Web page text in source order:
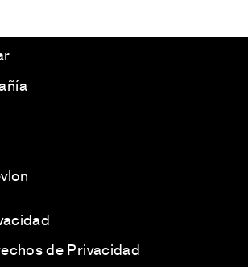
de Privacidad